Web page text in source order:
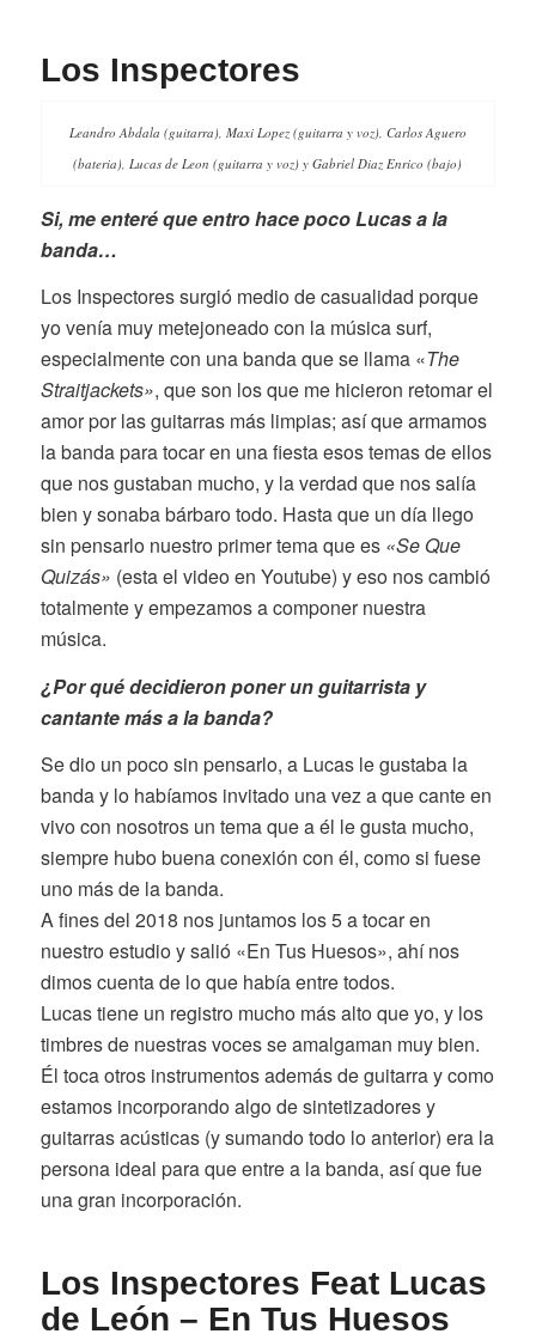
Los Inspectores
Leandro Abdala (guitarra), Maxi Lopez (guitarra y voz), Carlos Aguero
(bateria), Lucas de Leon (guitarra y voz) y Gabriel Diaz Enrico (bajo)
Si, me enteré que entro hace poco Lucas a la
banda…
Los Inspectores surgió medio de casualidad porque
yo venía muy metejoneado con la música surf,
especialmente con una banda que se llama «The
Straitjackets», que son los que me hicieron retomar el
amor por las guitarras más limpias; así que armamos
la banda para tocar en una fiesta esos temas de ellos
que nos gustaban mucho, y la verdad que nos salía
bien y sonaba bárbaro todo. Hasta que un día llego
sin pensarlo nuestro primer tema que es «Se Que
Quizás» (esta el video en Youtube) y eso nos cambió
totalmente y empezamos a componer nuestra
música.
¿Por qué decidieron poner un guitarrista y
cantante más a la banda?
Se dio un poco sin pensarlo, a Lucas le gustaba la
banda y lo habíamos invitado una vez a que cante en
vivo con nosotros un tema que a él le gusta mucho,
siempre hubo buena conexión con él, como si fuese
uno más de la banda.
A fines del 2018 nos juntamos los 5 a tocar en
nuestro estudio y salió «En Tus Huesos», ahí nos
dimos cuenta de lo que había entre todos.
Lucas tiene un registro mucho más alto que yo, y los
timbres de nuestras voces se amalgaman muy bien.
Él toca otros instrumentos además de guitarra y como
estamos incorporando algo de sintetizadores y
guitarras acústicas (y sumando todo lo anterior) era la
persona ideal para que entre a la banda, así que fue
una gran incorporación.
Los Inspectores Feat Lucas
de León – En Tus Huesos